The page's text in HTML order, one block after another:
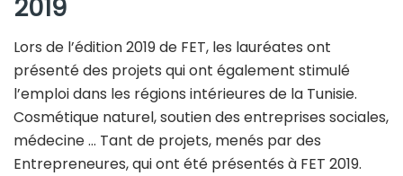
2019
Lors de l’édition 2019 de FET, les lauréates ont
présenté des projets qui ont également stimulé
l’emploi dans les régions intérieures de la Tunisie.
Cosmétique naturel, soutien des entreprises sociales,
médecine … Tant de projets, menés par des
Entrepreneures, qui ont été présentés à FET 2019.